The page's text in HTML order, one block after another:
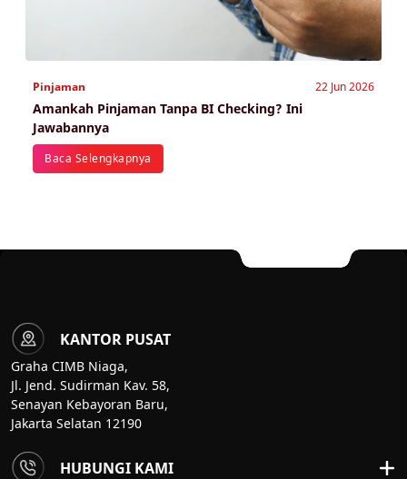
Pinjaman 22 Jun 2026
Amankah Pinjaman Tanpa BI Checking? Ini
Jawabannya
Baca Selengkapnya
KANTOR PUSAT
Graha CIMB Niaga,
Jl. Jend. Sudirman Kav. 58,
Senayan Kebayoran Baru,
Jakarta Selatan 12190
HUBUNGI KAMI